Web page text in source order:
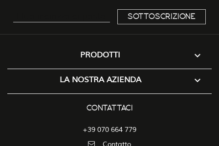
PRODOTTI 
LA NOSTRA AZIENDA 
CONTATTACI
+39 070 664 779